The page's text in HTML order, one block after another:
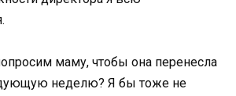
маму, чтобы она перенесла
неделю? Я бы тоже не